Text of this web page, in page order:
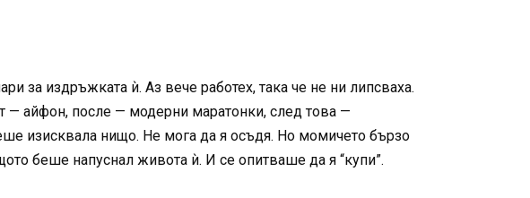
за издръжката ѝ. Аз вече работех, така че не ни липсваха.
— айфон, после — модерни маратонки, след това —
изисквала нищо. Не мога да я осъдя. Но момичето бързо
беше напуснал живота ѝ. И се опитваше да я “купи”.